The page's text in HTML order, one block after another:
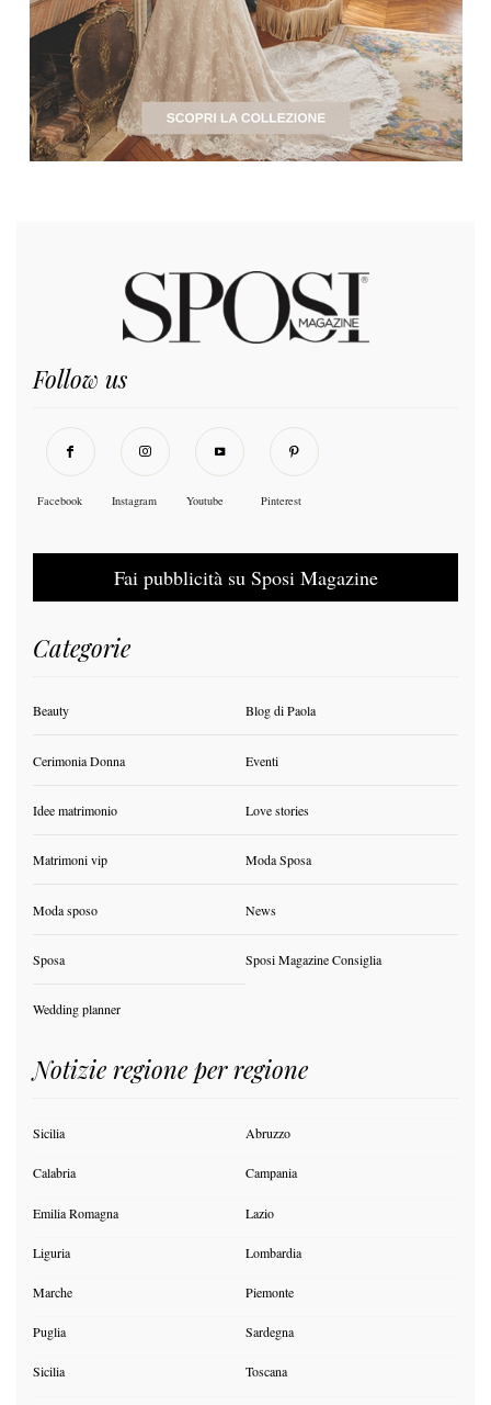
Follow us
Facebook Instagram Youtube Pinterest
Fai pubblicità su Sposi Magazine
Categorie
Beauty Blog di Paola
Cerimonia Donna Eventi
Idee matrimonio Love stories
Matrimoni vip Moda Sposa
Moda sposo News
Sposa Sposi Magazine Consiglia
Wedding planner
Notizie regione per regione
Sicilia Abruzzo
Calabria Campania
Emilia Romagna Lazio
Liguria Lombardia
Marche Piemonte
Puglia Sardegna
Sicilia Toscana